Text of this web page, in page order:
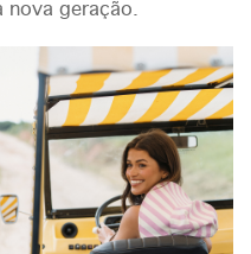
nova geração.